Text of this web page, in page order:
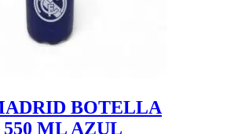
BOTELLA
ML AZUL